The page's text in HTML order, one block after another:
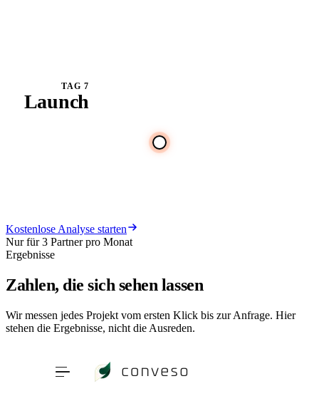
TAG 7
Launch
Kostenlose Analyse starten
Nur für 3 Partner pro Monat
Ergebnisse
Zahlen, die sichsehen lassen
Wir messen jedes Projekt vom ersten Klick bis zur Anfrage. Hier
stehen die Ergebnisse, nicht die Ausreden.